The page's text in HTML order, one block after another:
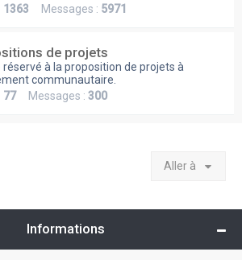
1363 Messages : 5971
de projets
réservé à la proposition de projets à
communautaire.
77Messages : 300
Aller à
Informations